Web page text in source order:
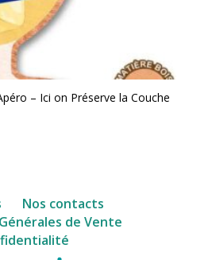
– Ici on Préserve la Couche
Nos contacts
de Vente